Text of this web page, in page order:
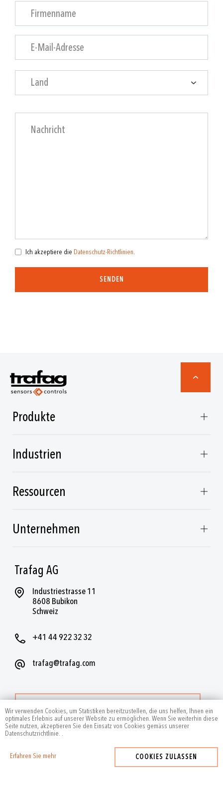
Wir verwenden Cookies, um Statistiken bereitzustellen, die uns helfen, Ihnen ein
optimales Erlebnis auf unserer Website zu ermöglichen. Wenn Sie weiterhin diese
Seite nutzen, akzeptieren Sie den Einsatz von Cookies gemäss unserer
Datenschutzrichtlinie.
Erfahren Sie mehr
.
COOKIES ZULASSEN
Land
Ich akzeptiere die Datenschutz-Richtlinien.
SENDEN
Trafag AG
Industriestrasse 11
8608 Bubikon
Schweiz
+41 44 922 32 32
trafag@trafag.com
WEITERE KONTAKTE
Produkte
Industrien
Ressourcen
Unternehmen